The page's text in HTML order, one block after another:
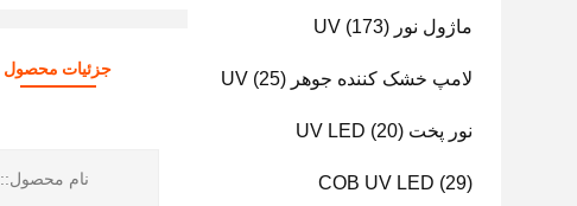
ماژول نور UV (173)
لامپ خشک کننده جوهر UV (25)
نور پخت UV LED (20)
COB UV LED (29)
جزئیات محصول
نام محصول::